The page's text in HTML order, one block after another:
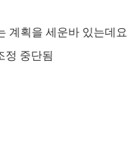
획을 세운바 있는데
정 중단됨